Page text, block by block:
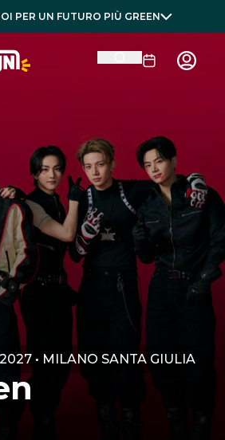
PER UN FUTURO PIÙ GREEN
• MILANO SANTA GIULIA